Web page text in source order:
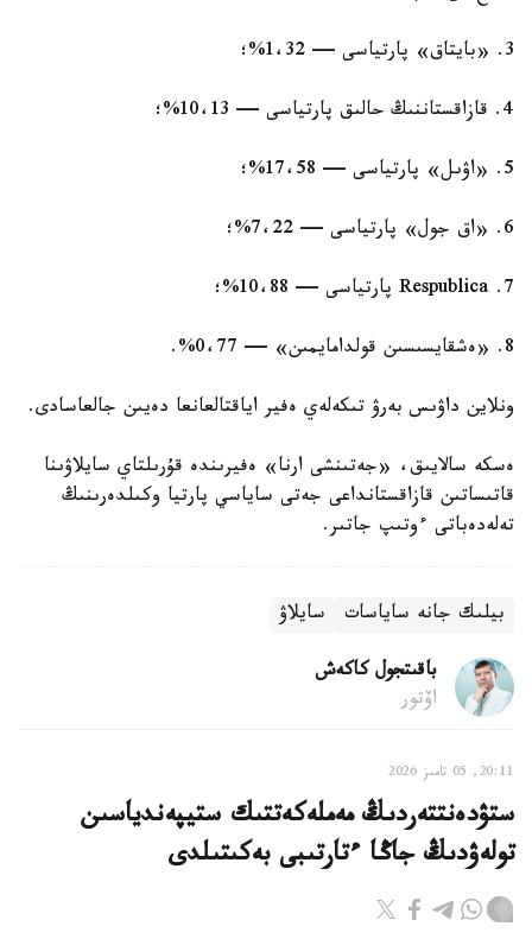
3. «بايتاق» پارتياسى — 1،32%؛
4. قازاقستاننىڭ حالىق پارتياسى — 10،13%؛
5. «اۋىل» پارتياسى — 17،58%؛
6. «اق جول» پارتياسى — 7،22%؛
7. Respublica پارتياسى — 10،88%؛
8. «ەشقايسىسىن قولدامايمىن» — 0،77%.
ونلاين داۋىس بەرۋ تىكەلەي ەفير اياقتالعانعا دەيىن جالعاسادى.
ەسكە سالايىق، «جەتىنشى ارنا» ەفيرىندە قۇرىلتاي سايلاۋىنا
قاتىساتىن قازاقستانداعى جەتى ساياسي پارتيا وكىلدەرىنىڭ
تەلەدەباتى ءوتىپ جاتىر.
بيلىك جانە ساياسات سايلاۋ
باقىتجول كاكەش
اۆتور
20:11, 05 تامىز 2026
ستۋدەنتتەردىڭ مەملەكەتتىك ستيپەندياسىن
تولەۋدىڭ جاڭا ءتارتىبى بەكىتىلدى